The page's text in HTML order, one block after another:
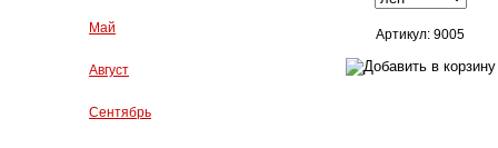
Май
Август
Сентябрь
Артикул: 9005